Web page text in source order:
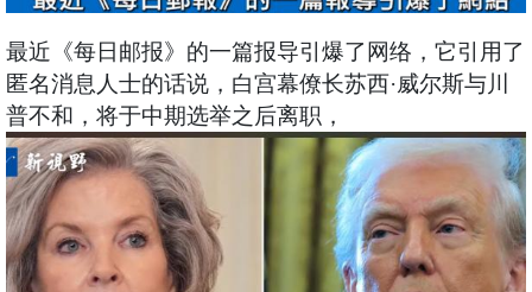
最近《每日邮报》的一篇报导引爆了网络，它引用了
匿名消息人士的话说，白宫幕僚长苏西·威尔斯与川
普不和，将于中期选举之后离职，